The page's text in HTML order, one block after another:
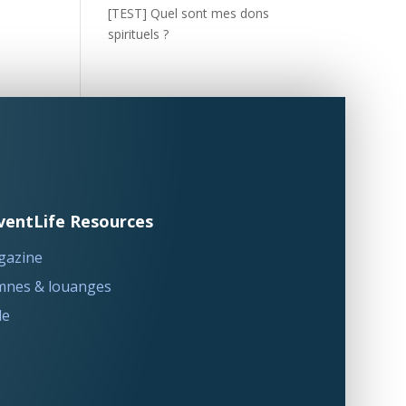
[TEST] Quel sont mes dons
spirituels ?
Resources
& louanges